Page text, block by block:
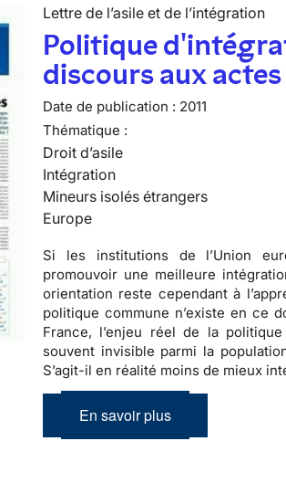
Lettre de l’asile et de l’intégration
Politique
discours aux actes
Date de publication : 2011
Thématique :
Droit d’asile
Intégration
Mineurs isolés étrangers
Europe
Si les institutions de l’Union
promouvoir une meilleure
orientation reste cependant à
politique commune n’existe en ce
France, l’enjeu réel de la
souvent invisible parmi la
S’agit-il en réalité moins de mieux
En savoir plus